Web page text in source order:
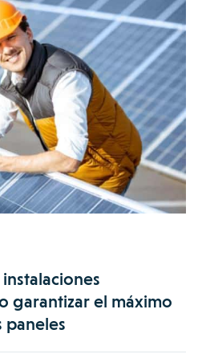
garantizar el máximo
paneles